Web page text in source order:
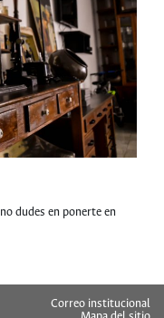
dudes en ponerte en
Correo institucional